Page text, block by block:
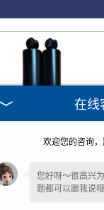
昆明五菱系列减震器
在线
欢迎您的咨询
您好呀～很高兴
题都可以跟我说哦